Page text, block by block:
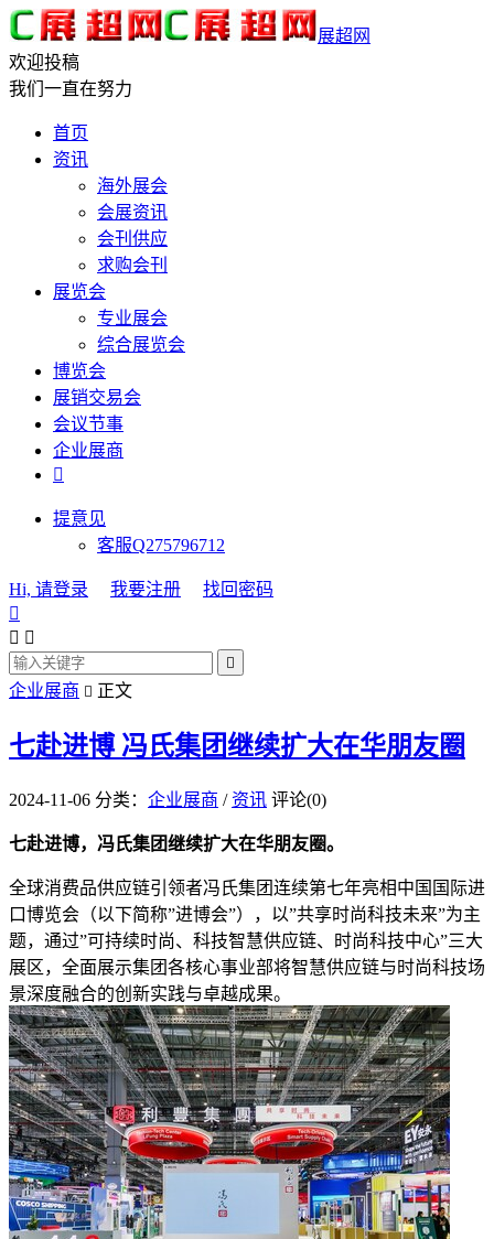
展超网
欢迎投稿
我们一直在努力
首页
资讯
海外展会
会展资讯
会刊供应
求购会刊
展览会
专业展会
综合展览会
博览会
展销交易会
会议节事
企业展商

提意见
客服Q275796712
Hi, 请登录 我要注册
找回密码

 

企业展商  正文
七赴进博 冯氏集团继续扩大在华朋友圈
2024-11-06 分类： 企业展商 / 资讯 评论(0)
七赴进博，冯氏集团继续扩大在华朋友圈。
全球消费品供应链引领者冯氏集团连续第七年亮相中国国际进
口博览会（以下简称”进博会”），以”共享时尚科技未来”为主
题，通过”可持续时尚、科技智慧供应链、时尚科技中心”三大
展区，全面展示集团各核心事业部将智慧供应链与时尚科技场
景深度融合的创新实践与卓越成果。